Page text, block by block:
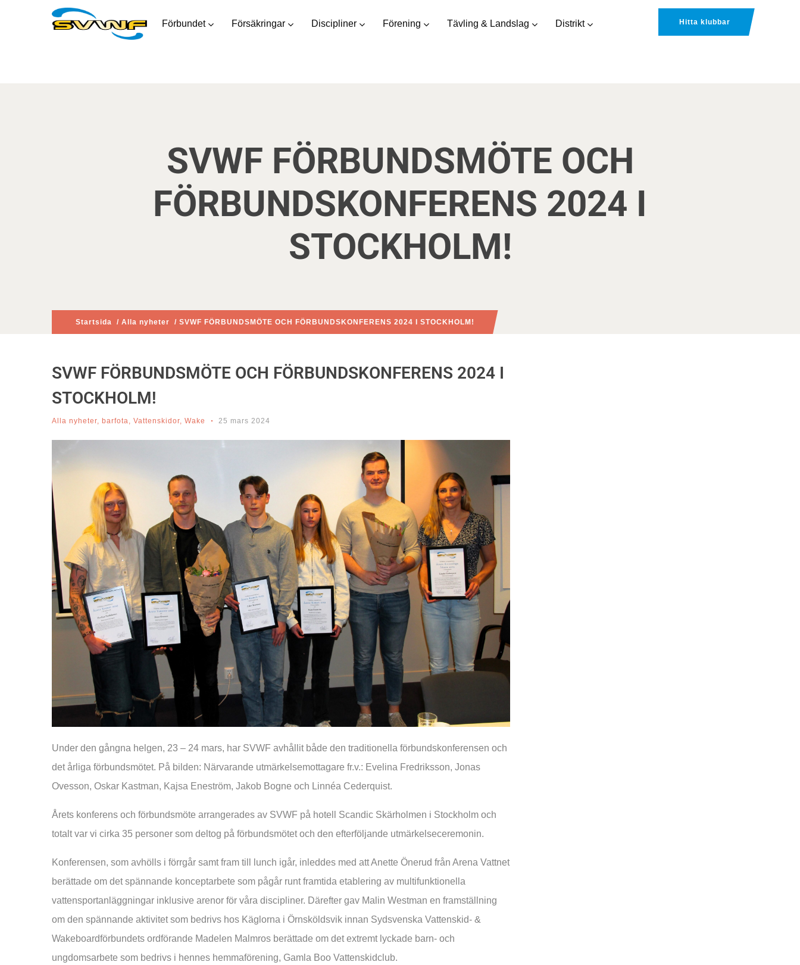
Förbundet Försäkringar Discipliner Förening Tävling & Landslag Distrikt Hitta klubbar
SVWF FÖRBUNDSMÖTE OCH
FÖRBUNDSKONFERENS 2024 I
STOCKHOLM!
Startsida / Alla nyheter / SVWF FÖRBUNDSMÖTE OCH FÖRBUNDSKONFERENS 2024 I STOCKHOLM!
SVWF FÖRBUNDSMÖTE OCH FÖRBUNDSKONFERENS 2024 I
STOCKHOLM!
Alla nyheter, barfota, Vattenskidor, Wake 25 mars 2024
Under den gångna helgen, 23 – 24 mars, har SVWF avhållit både den traditionella förbundskonferensen och
det årliga förbundsmötet. På bilden: Närvarande utmärkelsemottagare fr.v.: Evelina Fredriksson, Jonas
Ovesson, Oskar Kastman, Kajsa Eneström, Jakob Bogne och Linnéa Cederquist.
Årets konferens och förbundsmöte arrangerades av SVWF på hotell Scandic Skärholmen i Stockholm och
totalt var vi cirka 35 personer som deltog på förbundsmötet och den efterföljande utmärkelseceremonin.
Konferensen, som avhölls i förrgår samt fram till lunch igår, inleddes med att Anette Önerud från Arena Vattnet
berättade om det spännande konceptarbete som pågår runt framtida etablering av multifunktionella
vattensportanläggningar inklusive arenor för våra discipliner. Därefter gav Malin Westman en framställning
om den spännande aktivitet som bedrivs hos Käglorna i Örnsköldsvik innan Sydsvenska Vattenskid- &
Wakeboardförbundets ordförande Madelen Malmros berättade om det extremt lyckade barn- och
ungdomsarbete som bedrivs i hennes hemmaförening, Gamla Boo Vattenskidclub.